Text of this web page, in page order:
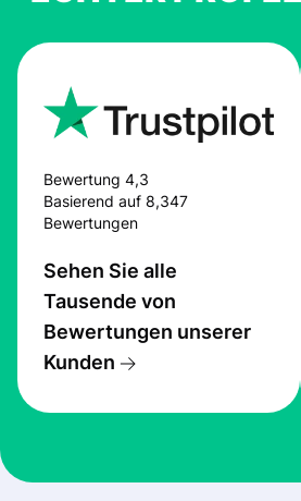
Bewertung 4,3
Basierend auf 8,347
Bewertungen
Sehen Sie alle
Tausende von
Bewertungen unserer
Kunden